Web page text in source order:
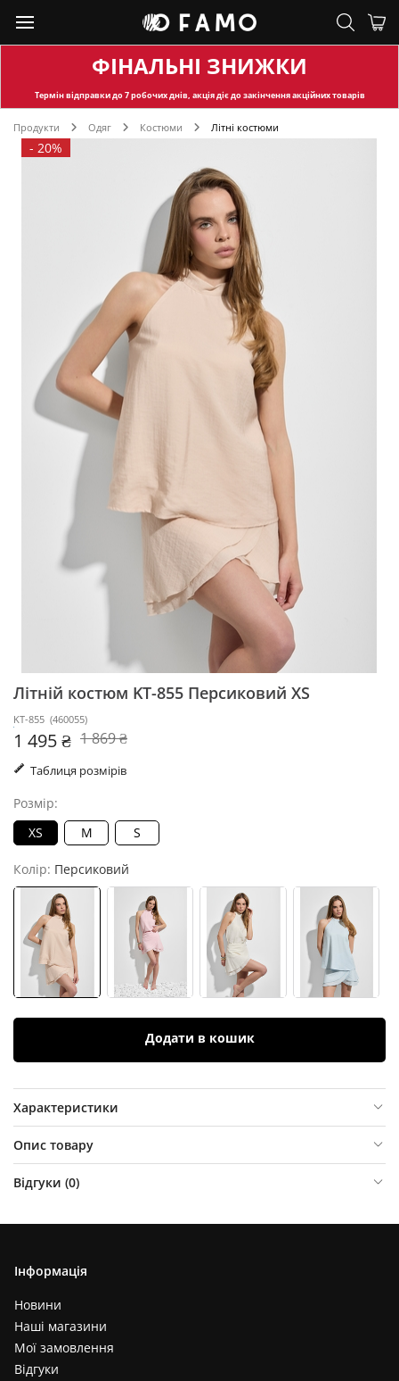
ФІНАЛЬНІ ЗНИЖКИ
Термін відправкидо 7 робочих днів, акція діє до закінчення акційних товарів
Продукти Одяг Костюми Літні костюми
- 20%
Літній костюм KT-855 Персиковий XS
KT-855 (460055)
1 495 ₴ 1 869 ₴
Таблиця розмірів
Розмір:
XS
M S
Колір: Персиковий
Додати в кошик
Характеристики
Опис товару
Відгуки (0)
Інформація
Новини
Наші магазини
Мої замовлення
Відгуки